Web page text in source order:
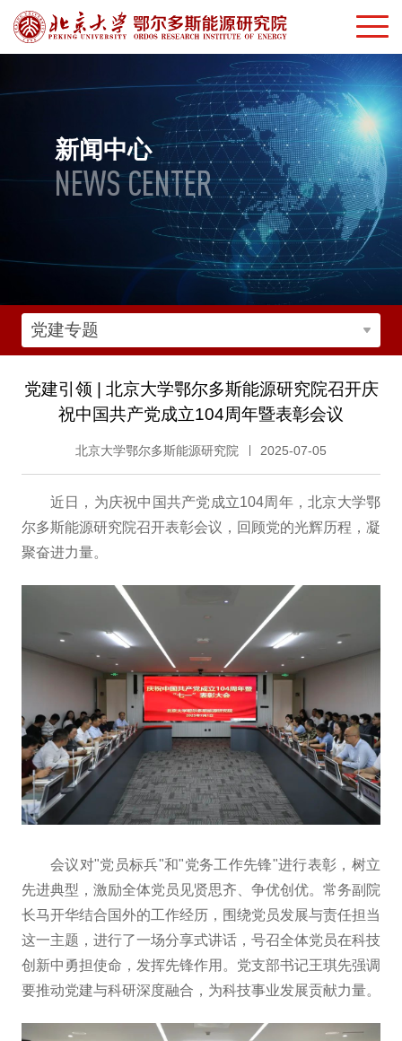
新闻中心
NEWS CENTER
党建专题
党建引领 | 北京大学鄂尔多斯能源研究院召开庆
祝中国共产党成立104周年暨表彰会议
北京大学鄂尔多斯能源研究院 2025-07-05
近日，为庆祝中国共产党成立104周年，北京大学鄂
尔多斯能源研究院召开表彰会议，回顾党的光辉历程，凝
聚奋进力量。
会议对"党员标兵"和"党务工作先锋"进行表彰，树立
先进典型，激励全体党员见贤思齐、争优创优。常务副院
长马开华结合国外的工作经历，围绕党员发展与责任担当
这一主题，进行了一场分享式讲话，号召全体党员在科技
创新中勇担使命，发挥先锋作用。党支部书记王琪先强调
要推动党建与科研深度融合，为科技事业发展贡献力量。